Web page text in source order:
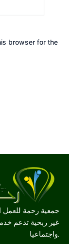
browser for the
غير ربحية تدعم
واجتماعيا.